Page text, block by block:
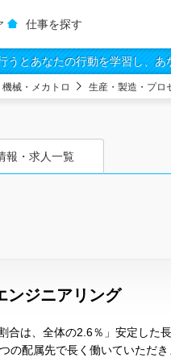
仕事を探す
うとあなたの行動を学習し、あ
械・メカトロ 生産・製造・プロ
報・求人一覧
ンジニアリング
合は、全体の2.6％」安定した
の配属先で長く働いていただき